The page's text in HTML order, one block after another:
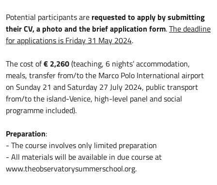
Potential participants are requested to apply by submitting
their CV, a photo and the brief application form.The deadline
for applications is Friday 31 May 2024.
The cost of€ 2,260(teaching, 6 nights’ accommodation,
meals, transfer from/to the Marco Polo International airport
on Sunday 21 and Saturday 27 July 2024, public transport
from/to the island-Venice, high-level panel and social
programme included).
Preparation:
- The course involves only limited preparation
- All materials will be available in due course at
www.theobservatorysummerschool.org.